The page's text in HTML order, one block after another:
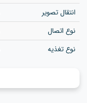
انتقال تصویر
نوع اتصال
نوع تغذیه